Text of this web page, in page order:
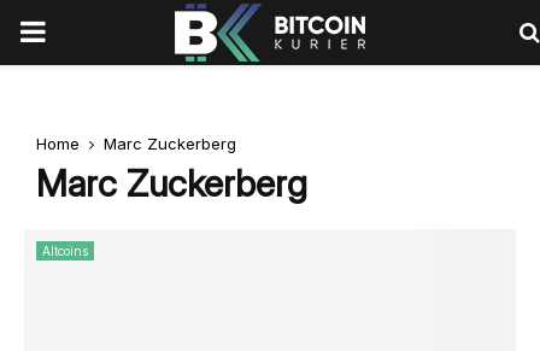
PRIMARY
Home Marc Zuckerberg
Marc Zuckerberg
Altcoins